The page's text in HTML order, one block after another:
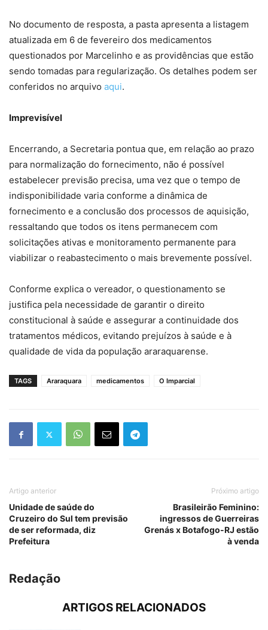
No documento de resposta, a pasta apresenta a listagem
atualizada em 6 de fevereiro dos medicamentos
questionados por Marcelinho e as providências que estão
sendo tomadas para regularização. Os detalhes podem ser
conferidos no arquivo aqui.
Imprevisível
Encerrando, a Secretaria pontua que, em relação ao prazo
para normalização do fornecimento, não é possível
estabelecer previsão precisa, uma vez que o tempo de
indisponibilidade varia conforme a dinâmica de
fornecimento e a conclusão dos processos de aquisição,
ressaltando que todos os itens permanecem com
solicitações ativas e monitoramento permanente para
viabilizar o reabastecimento o mais brevemente possível.
Conforme explica o vereador, o questionamento se
justifica pela necessidade de garantir o direito
constitucional à saúde e assegurar a continuidade dos
tratamentos médicos, evitando prejuízos à saúde e à
qualidade de vida da população araraquarense.
TAGS Araraquara medicamentos O Imparcial
Artigo anterior
Unidade de saúde do
Cruzeiro do Sul tem previsão
de ser reformada, diz
Prefeitura
Próximo artigo
Brasileirão Feminino:
ingressos de Guerreiras
Grenás x Botafogo-RJ estão
à venda
Redação
ARTIGOS RELACIONADOS